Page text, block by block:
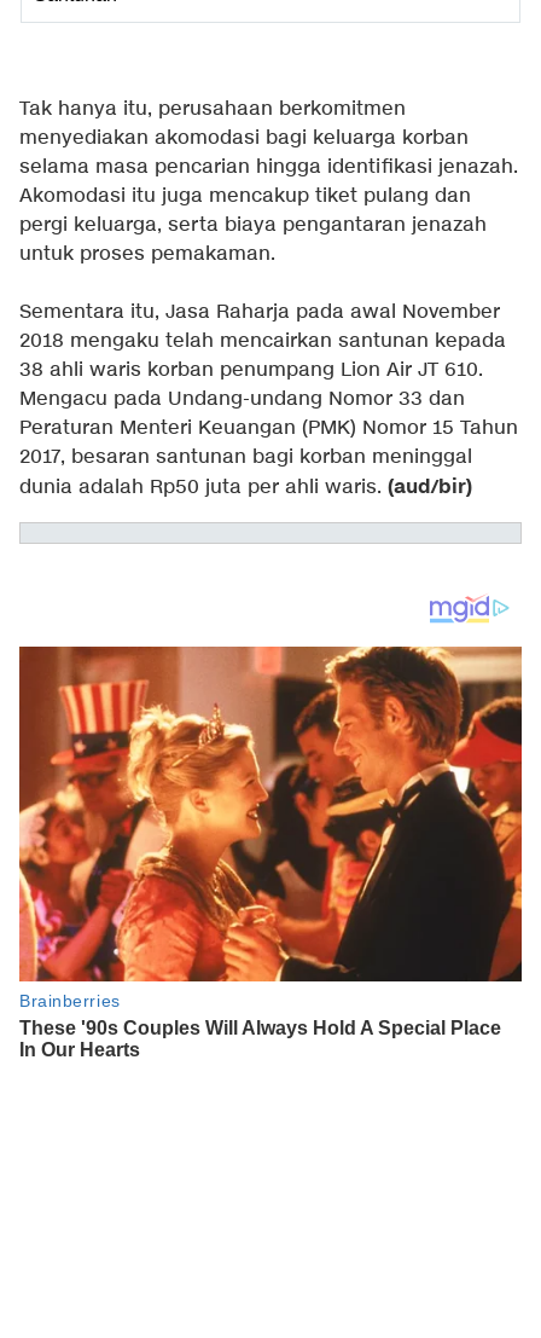
Tak hanya itu, perusahaan berkomitmen
menyediakan akomodasi bagi keluarga korban
selama masa pencarian hingga identifikasi jenazah.
Akomodasi itu juga mencakup tiket pulang dan
pergi keluarga, serta biaya pengantaran jenazah
untuk proses pemakaman.
Sementara itu, Jasa Raharja pada awal November
2018 mengaku telah mencairkan santunan kepada
38 ahli waris korban penumpang Lion Air JT 610.
Mengacu pada Undang-undang Nomor 33 dan
Peraturan Menteri Keuangan (PMK) Nomor 15 Tahun
2017, besaran santunan bagi korban meninggal
dunia adalah Rp50 juta per ahli waris. (aud/bir)